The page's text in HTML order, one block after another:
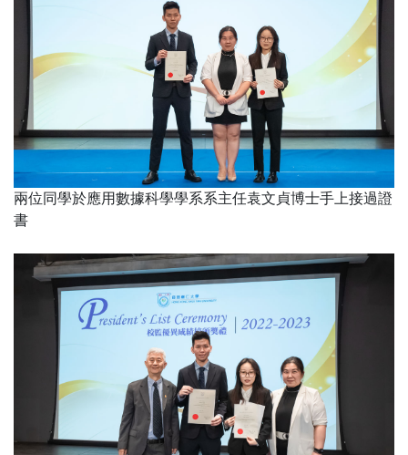
兩位同學於應用數據科學學系系主任袁文貞博士手上接過證
書